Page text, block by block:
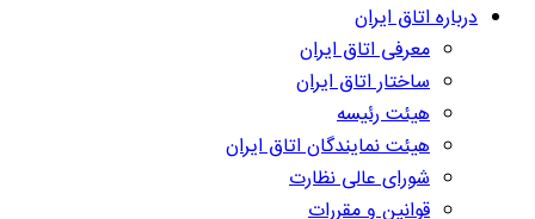
درباره اتاق ایران
معرفی اتاق ایران
ساختار اتاق ایران
هیئت رئیسه
هیئت نمایندگان اتاق ایران
شورای عالی نظارت
قوانین و مقررات